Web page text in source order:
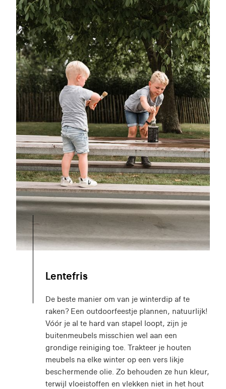
Lentefris
De beste manier om van je winterdip af te
raken? Een outdoorfeestje plannen, natuurlijk!
Vóór je al te hard van stapel loopt, zijn je
buitenmeubels misschien wel aan een
grondige reiniging toe. Trakteer je houten
meubels na elke winter op een vers likje
beschermende olie. Zo behouden ze hun kleur,
terwijl vloeistoffen en vlekken niet in het hout